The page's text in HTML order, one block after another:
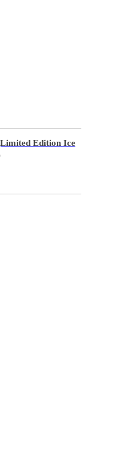
Edition Ice